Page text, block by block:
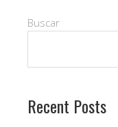
Buscar
Recent Posts